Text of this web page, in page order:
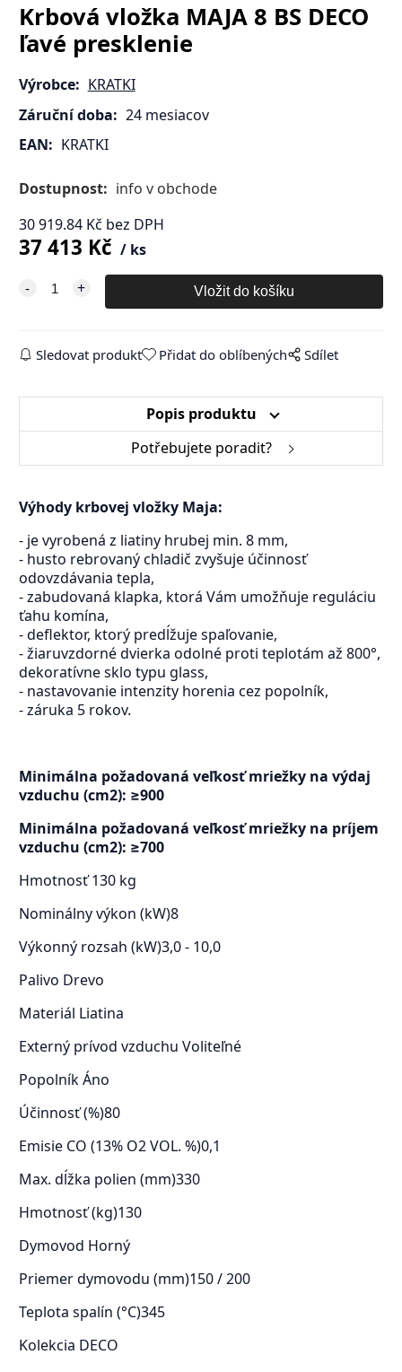
Krbová vložka MAJA 8 BS DECO
ľavé presklenie
Výrobce: KRATKI
Záruční doba: 24 mesiacov
EAN: KRATKI
Dostupnost: info v obchode
30 919.84Kč bez DPH
37 413 Kč ks
Sledovat produkt Přidat do oblíbených Sdílet
Popis produktu
Potřebujete poradit?
Výhody krbovej vložky Maja:
- je vyrobená z liatiny hrubej min. 8 mm,
- husto rebrovaný chladič zvyšuje účinnosť
odovzdávania tepla,
- zabudovaná klapka, ktorá Vám umožňuje reguláciu
ťahu komína,
- deflektor, ktorý predĺžuje spaľovanie,
- žiaruvzdorné dvierka odolné proti teplotám až 800°,
dekoratívne sklo typu glass,
- nastavovanie intenzity horenia cez popolník,
- záruka 5 rokov.
Minimálna požadovaná veľkosť mriežky na výdaj
vzduchu (cm2): ≥900
Minimálna požadovaná veľkosť mriežky na príjem
vzduchu (cm2): ≥700
Hmotnosť130 kg
Nominálny výkon (kW)8
Výkonný rozsah (kW)3,0 - 10,0
Palivo Drevo
Materiál Liatina
Externý prívod vzduchu Voliteľné
PopolníkÁno
Účinnosť (%)80
Emisie CO (13% O2 VOL. %)0,1
Max. dĺžka polien (mm)330
Hmotnosť (kg)130
Dymovod Horný
Priemer dymovodu (mm)150 / 200
Teplota spalín (°C)345
Kolekcia DECO